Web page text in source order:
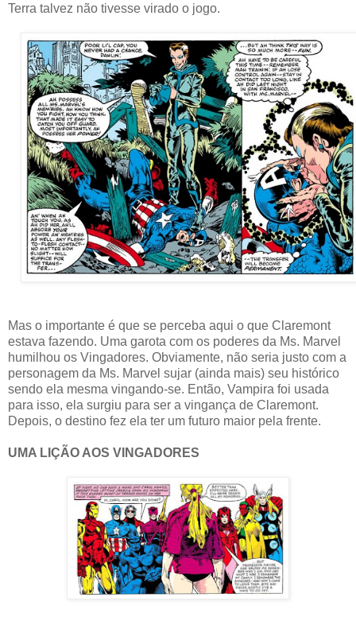
Terra talvez não tivesse virado o jogo.
Mas o importante é que se perceba aqui o que Claremont
estava fazendo. Uma garota com os poderes da Ms. Marvel
humilhou os Vingadores. Obviamente, não seria justo com a
personagem da Ms. Marvel sujar (ainda mais) seu histórico
sendo ela mesma vingando-se. Então, Vampira foi usada
para isso, ela surgiu para ser a vingança de Claremont.
Depois, o destino fez ela ter um futuro maior pela frente.
UMA LIÇÃO AOS VINGADORES